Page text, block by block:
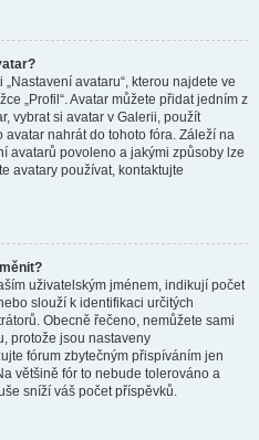
avataru“, kterou najdete ve
„Profil“. Avatar můžete přidat jedním z
vybrat si avatar v Galerii, použít
nahrát do tohoto fóra. Záleží na
avatarů povoleno a jakými způsoby lze
avatary používat, kontaktujte
uživatelským jménem, indikují počet
slouží k identifikaci určitých
Obecně řečeno, nemůžete sami
protože jsou nastaveny
fórum zbytečným přispíváním jen
většině fór to nebude tolerováno a
sníží váš počet příspěvků.